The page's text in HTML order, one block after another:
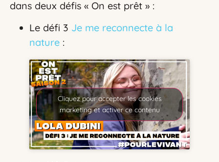
dans deux défis « On est prêt » :
Le défi 3 Je me reconnecte à la
nature :
Cliquez pour accepter les cookies
marketing et activer ce contenu